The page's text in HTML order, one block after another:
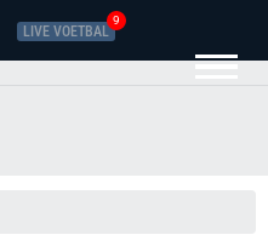
LIVE VOETBAL
9